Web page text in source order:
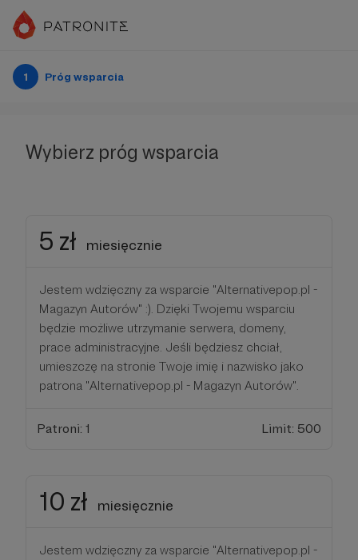
1 Próg wsparcia
Wybierz próg wsparcia
5 zł miesięcznie
Jestem wdzięczny za wsparcie "Alternativepop.pl -
Magazyn Autorów" :). Dzięki Twojemu wsparciu
będzie możliwe utrzymanie serwera, domeny,
prace administracyjne. Jeśli będziesz chciał,
umieszczę na stronie Twoje imię i nazwisko jako
patrona "Alternativepop.pl - Magazyn Autorów".
Patroni: 1 Limit: 500
10 zł miesięcznie
Jestem wdzięczny za wsparcie "Alternativepop.pl -